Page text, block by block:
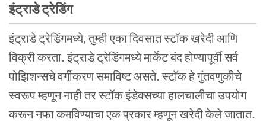
इंट्राडेट्रेडिंग
इंट्राडे ट्रेडिंगमध्ये, तुम्ही एका दिवसात स्टॉक खरेदी आणि
विक्री करता. इंट्राडे ट्रेडिंगमध्ये मार्केट बंद होण्यापूर्वी सर्व
पोझिशन्सचे वर्गीकरण समाविष्ट असते. स्टॉक हे गुंतवणुकीचे
स्वरूप म्हणून नाही तर स्टॉक इंडेक्सच्या हालचालीचा उपयोग
करून नफा कमविण्याचा एक प्रकार म्हणून खरेदी केले जातात.